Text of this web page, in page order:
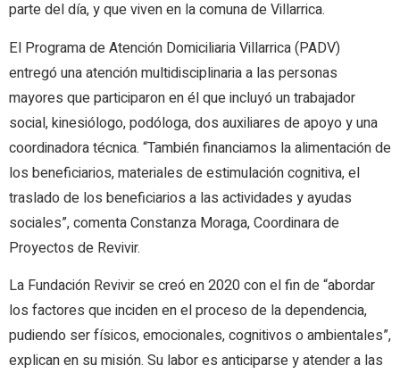
parte del día, y que viven en la comuna de Villarrica.
El Programa de Atención Domiciliaria Villarrica (PADV)
entregó una atención multidisciplinaria a las personas
mayores que participaron en él que incluyó un trabajador
social, kinesiólogo, podóloga, dos auxiliares de apoyo y una
coordinadora técnica. “También financiamos la alimentación de
los beneficiarios, materiales de estimulación cognitiva, el
traslado de los beneficiarios a las actividades y ayudas
sociales”, comenta Constanza Moraga, Coordinara de
Proyectos de Revivir.
La Fundación Revivir se creó en 2020 con el fin de “abordar
los factores que inciden en el proceso de la dependencia,
pudiendo ser físicos, emocionales, cognitivos o ambientales”,
explican en su misión. Su labor es anticiparse y atender a las